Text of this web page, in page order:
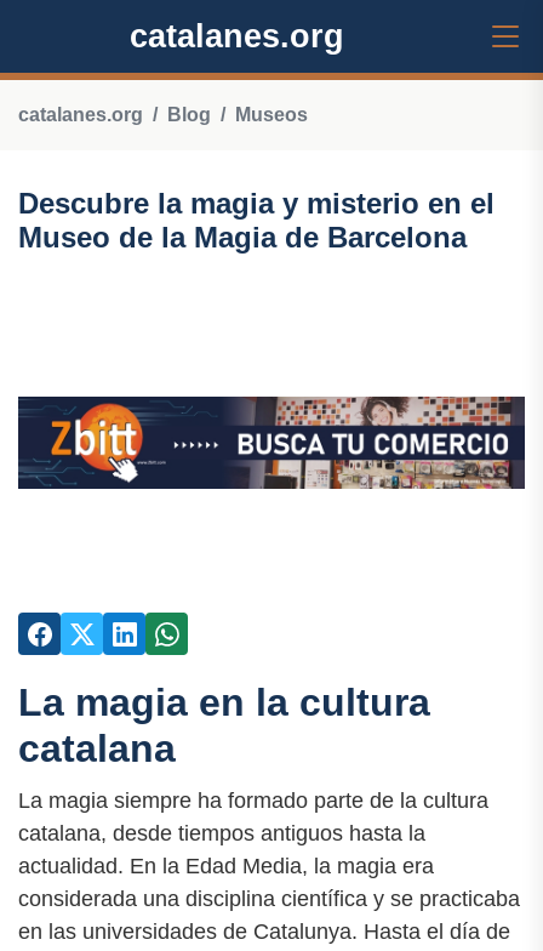
catalanes.org
catalanes.org Blog Museos
Descubre la magia y misterio en el
Museo de la Magia de Barcelona
La magia en la cultura
catalana
La magia siempre ha formado parte de la cultura
catalana, desde tiempos antiguos hasta la
actualidad. En la Edad Media, la magia era
considerada una disciplina científica y se practicaba
en las universidades de Catalunya. Hasta el día de